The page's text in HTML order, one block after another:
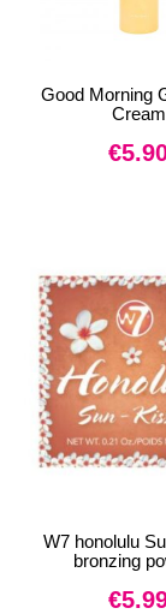
Good Morning
Cream
€
W7 honolulu
bronzing
€